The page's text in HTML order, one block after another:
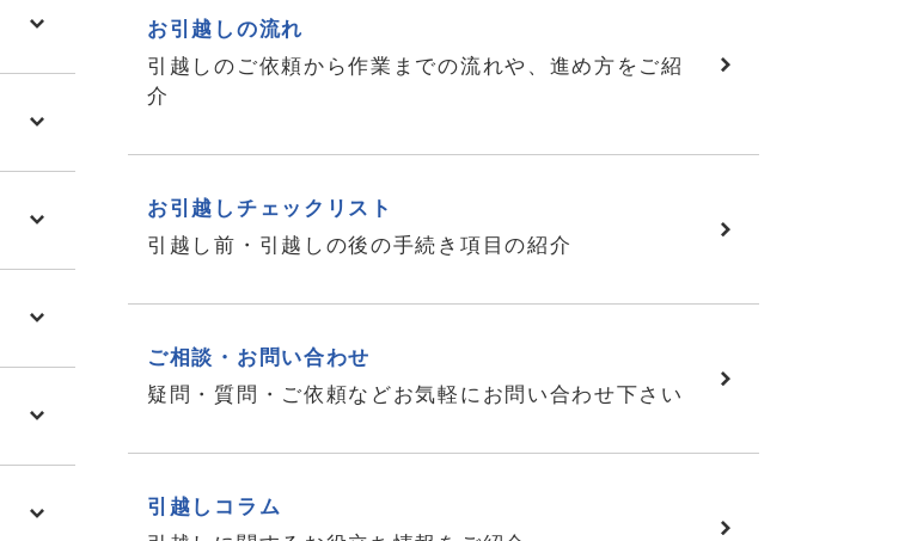
お引越しの流れ
引越しのご依頼から作業までの流れや、進め方をご紹
介
お引越しチェックリスト
引越し前・引越しの後の手続き項目の紹介
ご相談・お問い合わせ
疑問・質問・ご依頼などお気軽にお問い合わせ下さい
引越しコラム